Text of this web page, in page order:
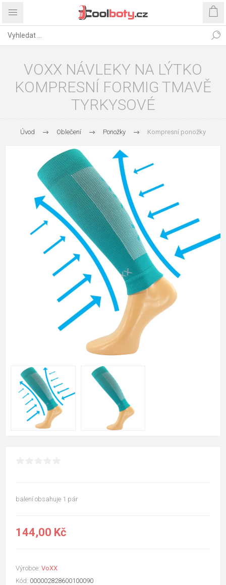
VOXX NÁVLEKY NA LÝTKO
KOMPRESNÍ FORMIG TMAVĚ
TYRKYSOVÉ
Úvod Oblečení Ponožky Kompresní ponožky
balení obsahuje 1 pár
144,00 Kč
Výrobce: VoXX
Kód: 000002828600100090